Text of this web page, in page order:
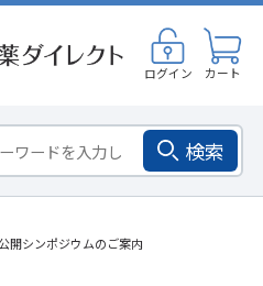
ログイン カート
検索
開シンポジウムのご案内